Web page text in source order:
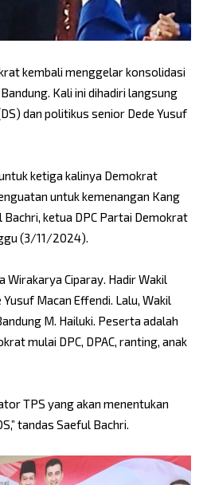
kembali menggelar konsolidasi
Kali ini dihadiri langsung
dan politikus senior Dede Yusuf
ketiga kalinya Demokrat
untuk kemenangan Kang
Bachri, ketua DPC Partai Demokrat
(3/11/2024).
Wirakarya Ciparay. Hadir Wakil
Macan Effendi. Lalu, Wakil
M. Hailuki. Peserta adalah
mulai DPC, DPAC, ranting, anak
TPS yang akan menentukan
tandas Saeful Bachri.